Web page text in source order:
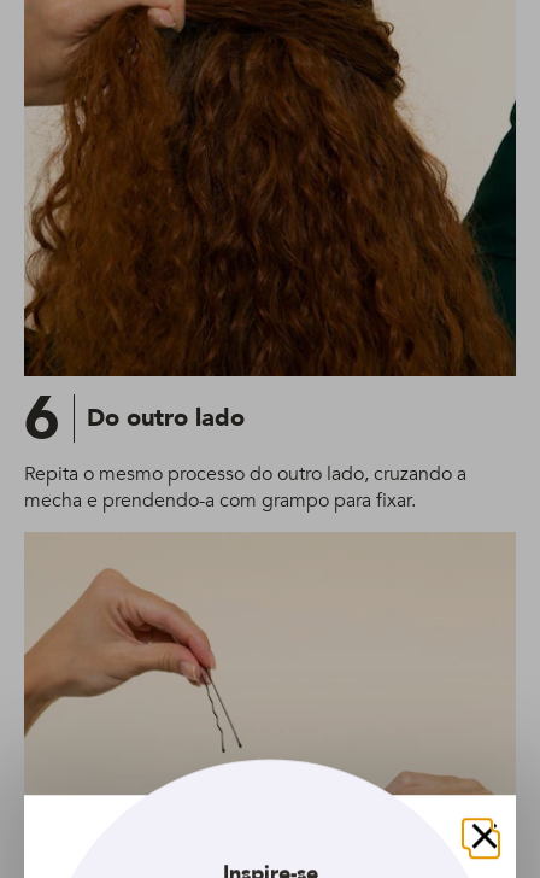
6 Do outro lado
Repita o mesmo processo do outro lado, cruzando a
mecha e prendendo-a com grampo para fixar.
Fechar